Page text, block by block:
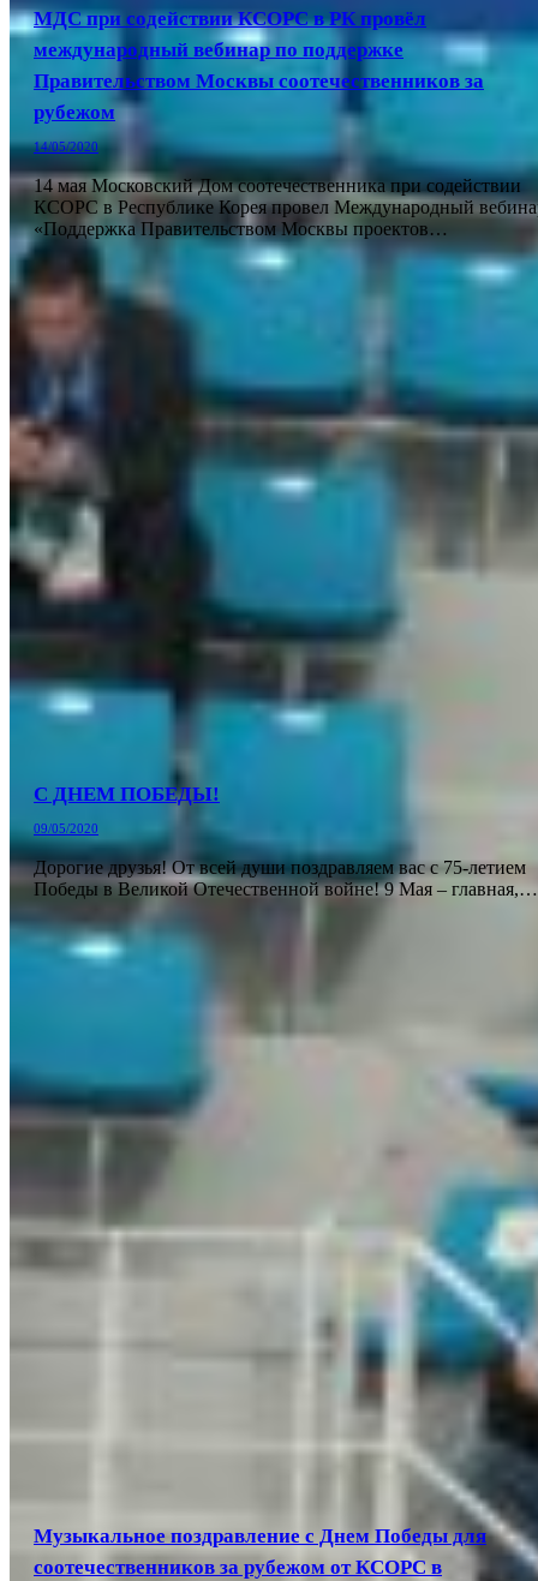
МДС при содействии КСОРС в РК провёл
международный вебинар по поддержке
Правительством Москвы соотечественников за
рубежом
14/05/2020
14 мая Московский Дом соотечественника при содействии
КСОРС в Республике Корея провел Международный
«Поддержка Правительством Москвы проектов…
С ДНЕМ ПОБЕДЫ!
09/05/2020
Дорогие друзья! От всей души поздравляем вас с 75-летием
Победы в Великой Отечественной войне! 9 Мая – главная,…
Музыкальное поздравление с Днем Победы для
соотечественников за рубежом от КСОРС в